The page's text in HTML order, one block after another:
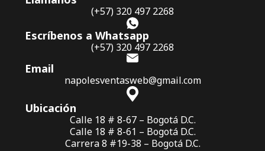
(+57) 320 497 2268
Escríbenos a Whatsapp
(+57) 320 497 2268
Email
napolesventasweb@gmail.com
Ubicación
Calle 18 # 8-67 – Bogotá D.C.
Calle 18 # 8-61 – Bogotá D.C.
Carrera 8 #19-38 – Bogotá D.C.